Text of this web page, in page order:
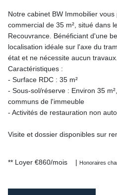
Notre cabinet BW Immobilier
commercial de 35 m², situé dans
Recouvrance. Bénéficiant d'une
localisation idéale sur l'axe du
état et ne nécessite aucun travaux.
Caractéristiques :
- Surface RDC : 35 m²
- Sous-sol/réserve : Environ 35
communs de l'immeuble
- Activités de restauration non
Visite et dossier disponibles sur
** Loyer €860/mois | Honoraires